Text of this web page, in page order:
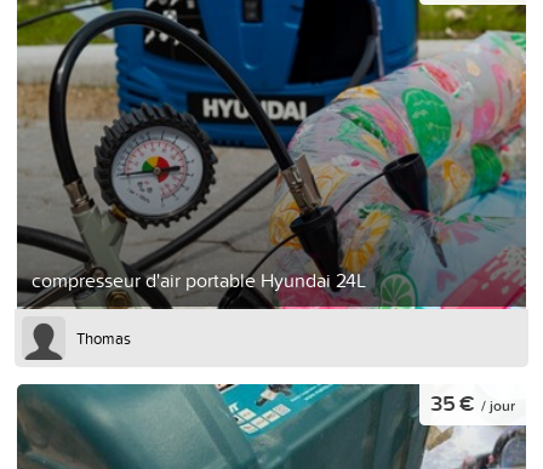
compresseur d'air portable Hyundai 24L
Thomas
35 € / jour